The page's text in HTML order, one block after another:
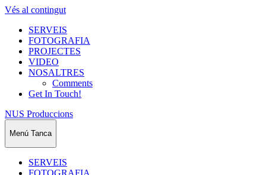
Vés al contingut
SERVEIS
FOTOGRAFIA
PROJECTES
VIDEO
NOSALTRES
Comments
Get In Touch!
NUS Produccions
Menú Tanca
SERVEIS
FOTOGRAFIA